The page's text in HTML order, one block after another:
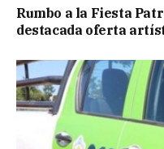
Rumbo a la Fiesta
destacada oferta